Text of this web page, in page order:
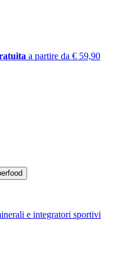
a partire da € 59,90
e integratori sportivi